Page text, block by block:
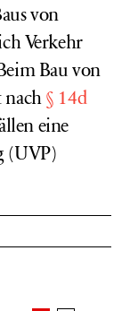
von
Verkehr
Bau von
nach § 14d
eine
(UVP)